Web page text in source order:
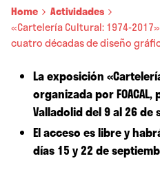
Home
Actividades
«Cartelería Cultural: 1974-2017»
cuatro décadas de diseño
La exposición
organizada por
Valladolid del 9 al 26 de
El acceso es libre y
días 15 y 22 de